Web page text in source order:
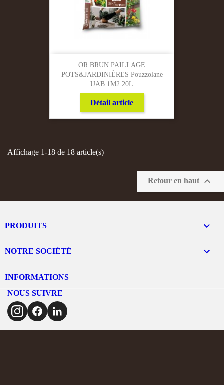
OR BRUN PAILLAGE
POTS&JARDINIÈRES Pouzzolane
UAB 1M2 20L
Détail article
Affichage 1-18 de 18 article(s)
Retour en haut 
PRODUITS 
NOTRE SOCIÉTÉ 
INFORMATIONS
NOUS SUIVRE